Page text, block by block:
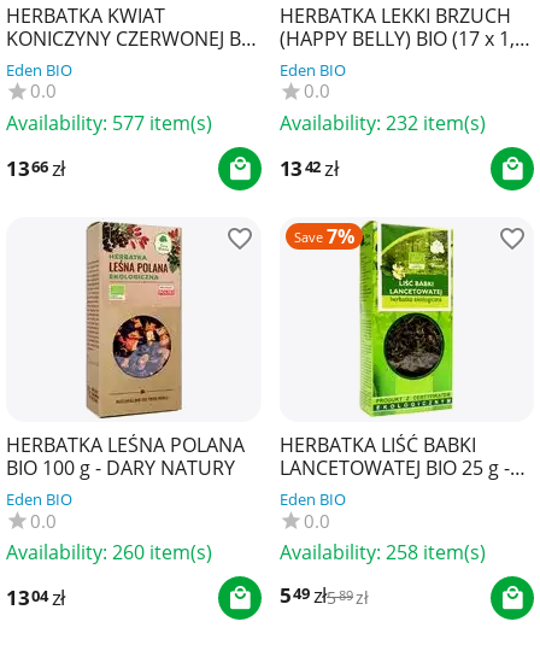
HERBATKA KWIAT
KONICZYNY CZERWONEJ BIO
25 g - DARY NATURY
Eden BIO
0.0
Availability: 577 item(s)
1366zł
HERBATKA LEKKI BRZUCH
(HAPPY BELLY) BIO (17 x 1,8
g) 30,6 g - YOGI TEA
Eden BIO
0.0
Availability: 232 item(s)
1342zł
HERBATKA LEŚNA POLANA
BIO 100 g - DARY NATURY
Eden BIO
0.0
Availability: 260 item(s)
1304zł
Save 7%
HERBATKA LIŚĆ BABKI
LANCETOWATEJ BIO 25 g -
DARY NATURY
Eden BIO
0.0
Availability: 258 item(s)
549zł589 zł